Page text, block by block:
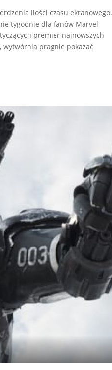
ilości czasu ekranowego.
tygodnie dla fanów Marvel
premier najnowszych
wytwórnia pragnie pokazać